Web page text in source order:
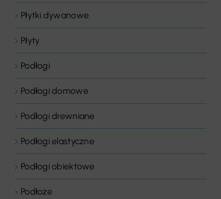
Płytki dywanowe
Płyty
Podłogi
Podłogi domowe
Podłogi drewniane
Podłogi elastyczne
Podłogi obiektowe
Podłoże